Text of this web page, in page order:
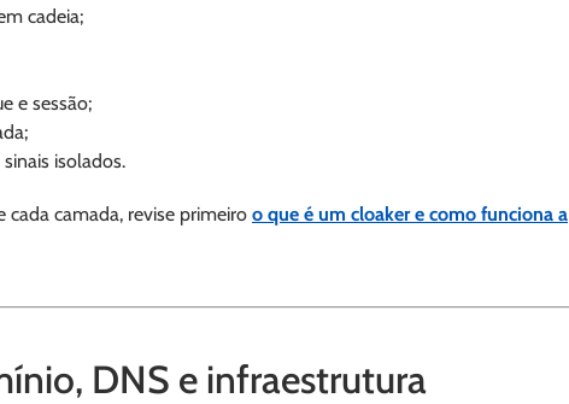
cadeia;
e sessão;
isolados.
cada camada, revise primeiro o que é um cloaker e como funciona a
DNS e infraestrutura